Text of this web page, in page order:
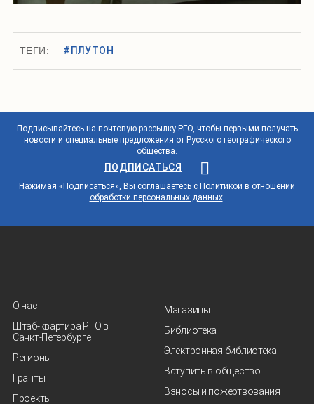
ТЕГИ: #ПЛУТОН
Подписывайтесь на почтовую рассылку РГО, чтобы первыми получать
новости и специальные предложения от Русского географического
общества.
ПОДПИСАТЬСЯ
Нажимая «Подписаться», Вы соглашаетесь с Политикой в отношении
обработки персональных данных.
О нас
Штаб-квартира РГО в
Санкт‑Петербурге
Регионы
Гранты
Проекты
Магазины
Библиотека
Электронная библиотека
Вступить в общество
Взносы и пожертвования